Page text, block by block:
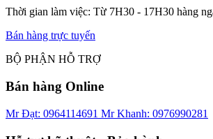
Thời gian làm việc: Từ 7H30 - 17H30 hàng
Bán hàng trực tuyến
BỘ PHẬN HỖ TRỢ
Bán hàng Online
Mr Đạt: 0964114691 Mr Khanh: 0976990281